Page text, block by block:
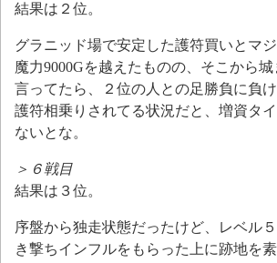
結果は２位。
グラニッド場で安定した護符買いとマ
魔力9000Gを越えたものの、そこから
言ってたら、２位の人との足勝負に負け
護符相乗りされてる状況だと、増資タ
ないとな。
＞６戦目
結果は３位。
序盤から独走状態だったけど、レベル
き撃ちインフルをもらった上に跡地を